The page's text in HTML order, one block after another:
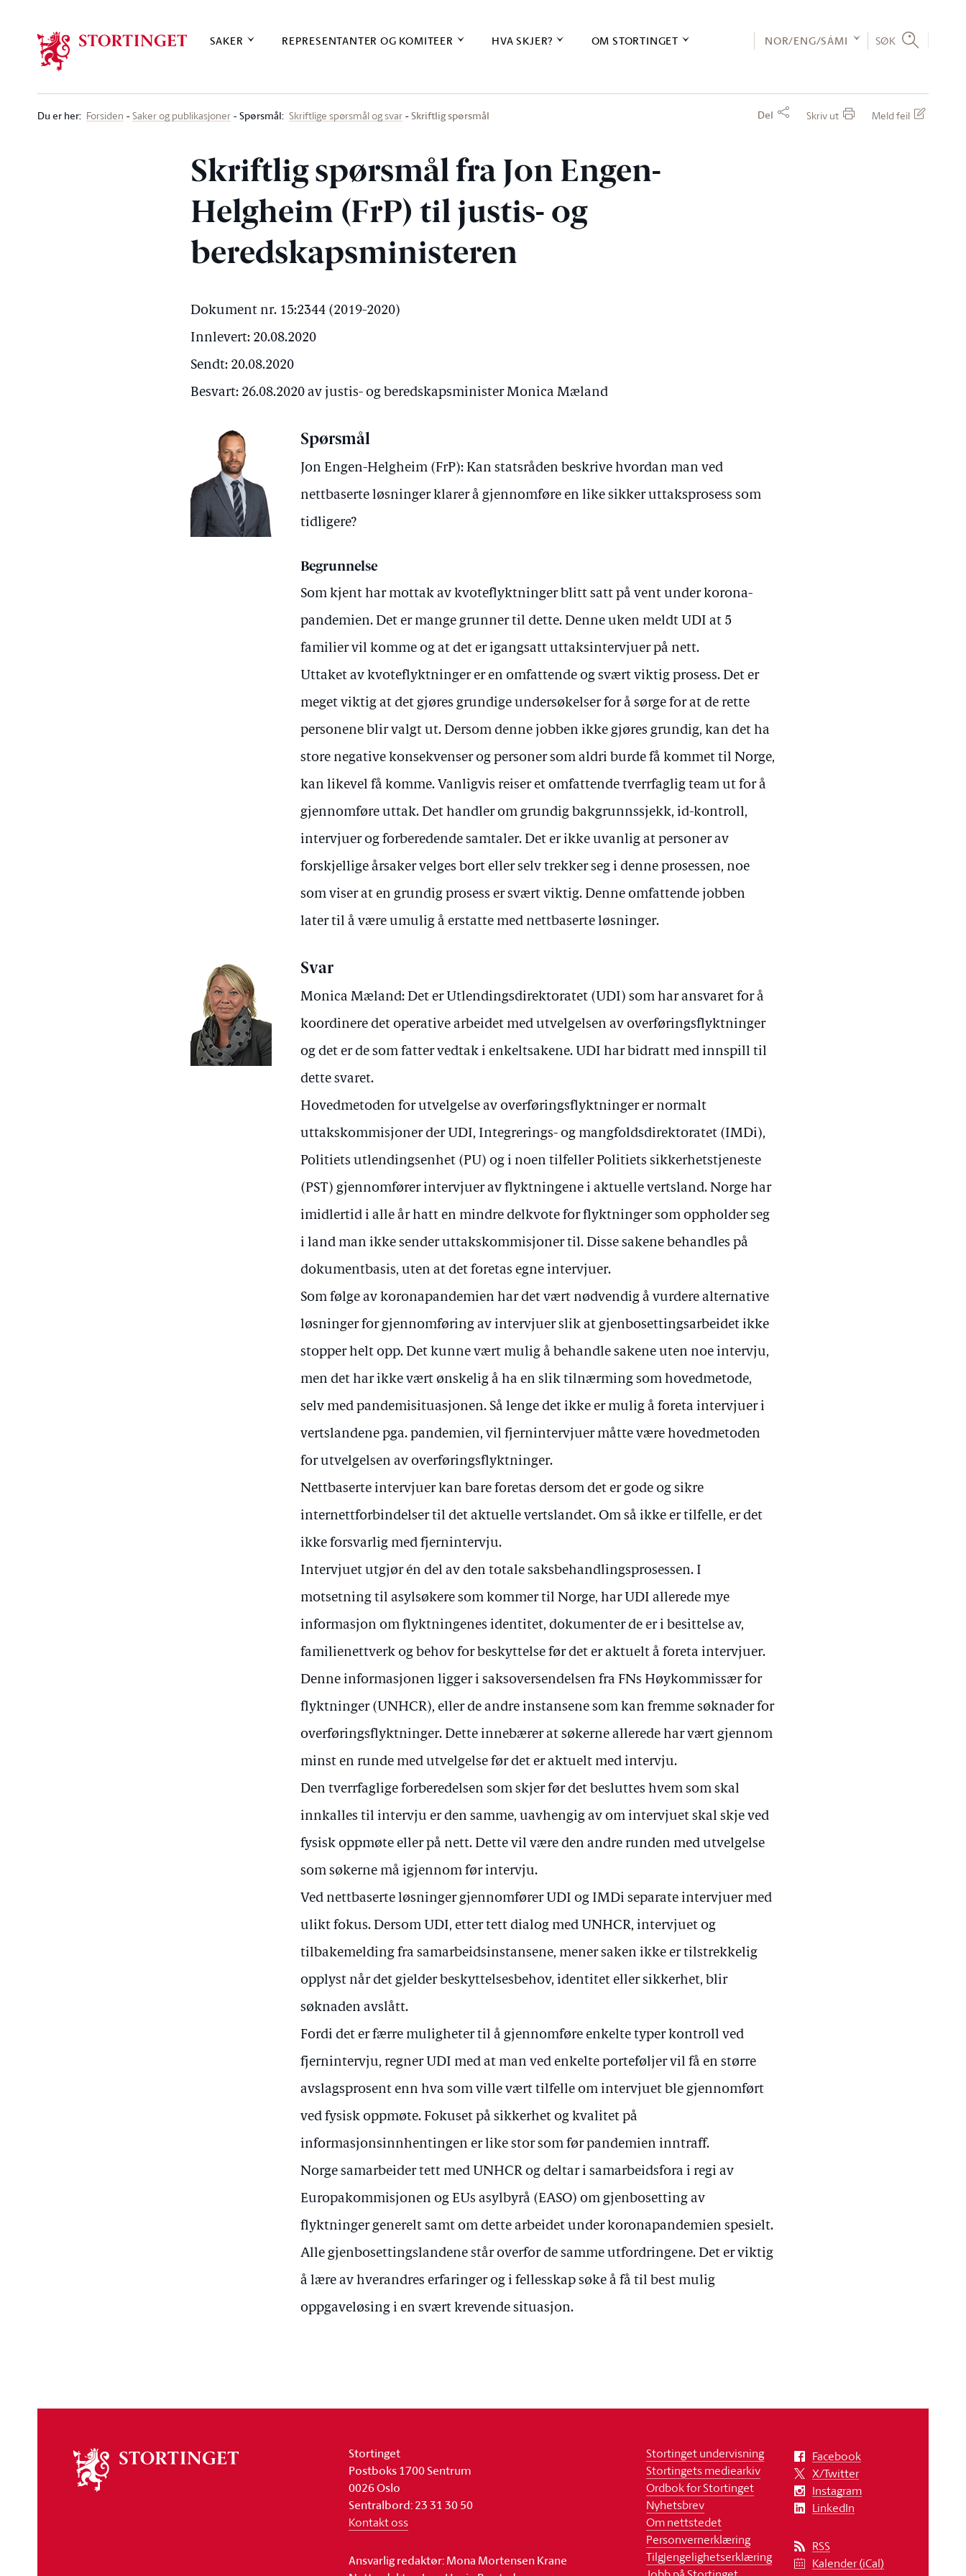
SAKER REPRESENTANTER OG KOMITEER HVA SKJER? OM STORTINGET NOR/ENG/SÁMI SØK
Du er her: Forsiden Saker og publikasjoner Spørsmål: Skriftlige spørsmål og svar Skriftlig spørsmål Del Skriv ut Meld feil
Skriftlig spørsmål fra Jon Engen-
Helgheim (FrP) til justis- og
beredskapsministeren
Dokument nr. 15:2344 (2019-2020)
Innlevert: 20.08.2020
Sendt: 20.08.2020
Besvart: 26.08.2020 av justis- og beredskapsminister Monica Mæland
Spørsmål
Jon Engen-Helgheim (FrP): Kan statsråden beskrive hvordan man ved
nettbaserte løsninger klarer å gjennomføre en like sikker uttaksprosess som
tidligere?
Begrunnelse
Som kjent har mottak av kvoteflyktninger blitt satt på vent under korona-
pandemien. Det er mange grunner til dette. Denne uken meldt UDI at 5
familier vil komme og at det er igangsatt uttaksintervjuer på nett.
Uttaket av kvoteflyktninger er en omfattende og svært viktig prosess. Det er
meget viktig at det gjøres grundige undersøkelser for å sørge for at de rette
personene blir valgt ut. Dersom denne jobben ikke gjøres grundig, kan det ha
store negative konsekvenser og personer som aldri burde få kommet til Norge,
kan likevel få komme. Vanligvis reiser et omfattende tverrfaglig team ut for å
gjennomføre uttak. Det handler om grundig bakgrunnssjekk, id-kontroll,
intervjuer og forberedende samtaler. Det er ikke uvanlig at personer av
forskjellige årsaker velges bort eller selv trekker seg i denne prosessen, noe
som viser at en grundig prosess er svært viktig. Denne omfattende jobben
later til å være umulig å erstatte med nettbaserte løsninger.
Svar
Monica Mæland: Det er Utlendingsdirektoratet (UDI) som har ansvaret for å
koordinere det operative arbeidet med utvelgelsen av overføringsflyktninger
og det er de som fatter vedtak i enkeltsakene. UDI har bidratt med innspill til
dette svaret.
Hovedmetoden for utvelgelse av overføringsflyktninger er normalt
uttakskommisjoner der UDI, Integrerings- og mangfoldsdirektoratet (IMDi),
Politiets utlendingsenhet (PU) og i noen tilfeller Politiets sikkerhetstjeneste
(PST) gjennomfører intervjuer av flyktningene i aktuelle vertsland. Norge har
imidlertid i alle år hatt en mindre delkvote for flyktninger som oppholder seg
i land man ikke sender uttakskommisjoner til. Disse sakene behandles på
dokumentbasis, uten at det foretas egne intervjuer.
Som følge av koronapandemien har det vært nødvendig å vurdere alternative
løsninger for gjennomføring av intervjuer slik at gjenbosettingsarbeidet ikke
stopper helt opp. Det kunne vært mulig å behandle sakene uten noe intervju,
men det har ikke vært ønskelig å ha en slik tilnærming som hovedmetode,
selv med pandemisituasjonen. Så lenge det ikke er mulig å foreta intervjuer i
vertslandene pga. pandemien, vil fjernintervjuer måtte være hovedmetoden
for utvelgelsen av overføringsflyktninger.
Nettbaserte intervjuer kan bare foretas dersom det er gode og sikre
internettforbindelser til det aktuelle vertslandet. Om så ikke er tilfelle, er det
ikke forsvarlig med fjernintervju.
Intervjuet utgjør én del av den totale saksbehandlingsprosessen. I
motsetning til asylsøkere som kommer til Norge, har UDI allerede mye
informasjon om flyktningenes identitet, dokumenter de er i besittelse av,
familienettverk og behov for beskyttelse før det er aktuelt å foreta intervjuer.
Denne informasjonen ligger i saksoversendelsen fra FNs Høykommissær for
flyktninger (UNHCR), eller de andre instansene som kan fremme søknader for
overføringsflyktninger. Dette innebærer at søkerne allerede har vært gjennom
minst en runde med utvelgelse før det er aktuelt med intervju.
Den tverrfaglige forberedelsen som skjer før det besluttes hvem som skal
innkalles til intervju er den samme, uavhengig av om intervjuet skal skje ved
fysisk oppmøte eller på nett. Dette vil være den andre runden med utvelgelse
som søkerne må igjennom før intervju.
Ved nettbaserte løsninger gjennomfører UDI og IMDi separate intervjuer med
ulikt fokus. Dersom UDI, etter tett dialog med UNHCR, intervjuet og
tilbakemelding fra samarbeidsinstansene, mener saken ikke er tilstrekkelig
opplyst når det gjelder beskyttelsesbehov, identitet eller sikkerhet, blir
søknaden avslått.
Fordi det er færre muligheter til å gjennomføre enkelte typer kontroll ved
fjernintervju, regner UDI med at man ved enkelte porteføljer vil få en større
avslagsprosent enn hva som ville vært tilfelle om intervjuet ble gjennomført
ved fysisk oppmøte. Fokuset på sikkerhet og kvalitet på
informasjonsinnhentingen er like stor som før pandemien inntraff.
Norge samarbeider tett med UNHCR og deltar i samarbeidsfora i regi av
Europakommisjonen og EUs asylbyrå (EASO) om gjenbosetting av
flyktninger generelt samt om dette arbeidet under koronapandemien spesielt.
Alle gjenbosettingslandene står overfor de samme utfordringene. Det er viktig
å lære av hverandres erfaringer og i fellesskap søke å få til best mulig
oppgaveløsing i en svært krevende situasjon.
stortinget
Stortinget
Postboks 1700 Sentrum
0026 Oslo
Sentralbord: 23 31 30 50
Kontakt oss
Ansvarlig redaktør: Mona Mortensen Krane
Stortinget undervisning
Stortingets mediearkiv
Ordbok for Stortinget
Nyhetsbrev
Om nettstedet
Personvernerklæring
Tilgjengelighetserklæring
Facebook
X/Twitter
Instagram
LinkedIn
RSS
Kalender (iCal)